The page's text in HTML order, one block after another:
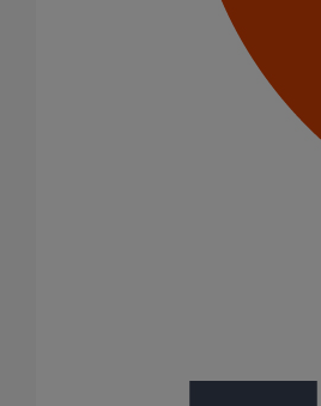
sur Liaison cannelée